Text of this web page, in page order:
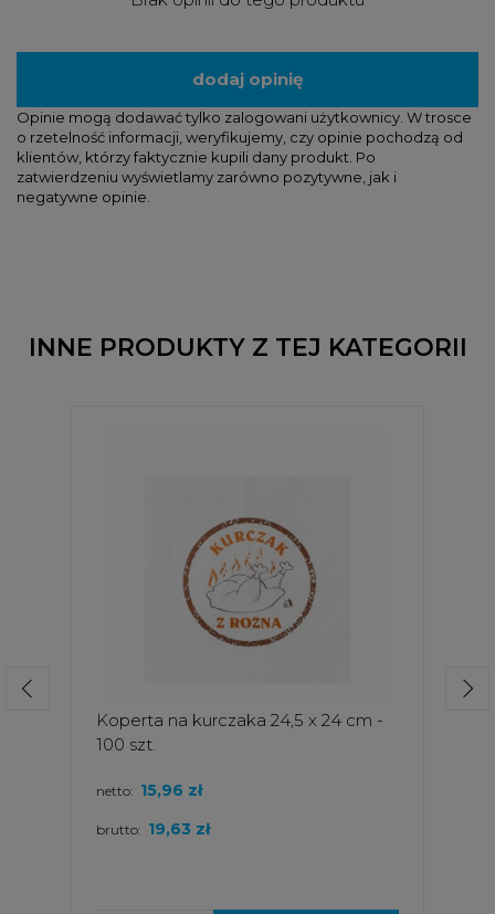
dodaj opinię
Opinie mogą dodawać tylko zalogowani użytkownicy. W trosce
o rzetelność informacji, weryfikujemy, czy opinie pochodzą od
klientów, którzy faktycznie kupili dany produkt. Po
zatwierdzeniu wyświetlamy zarówno pozytywne, jak i
negatywne opinie.
INNE PRODUKTY Z TEJ KATEGORII
Koperta na kurczaka 24,5 x 24 cm -
100 szt.
brutto: 19,63 zł
netto: 15,96 zł